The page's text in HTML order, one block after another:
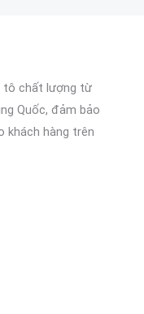
tô chất lượng từ
Quốc, đảm bảo
khách hàng trên